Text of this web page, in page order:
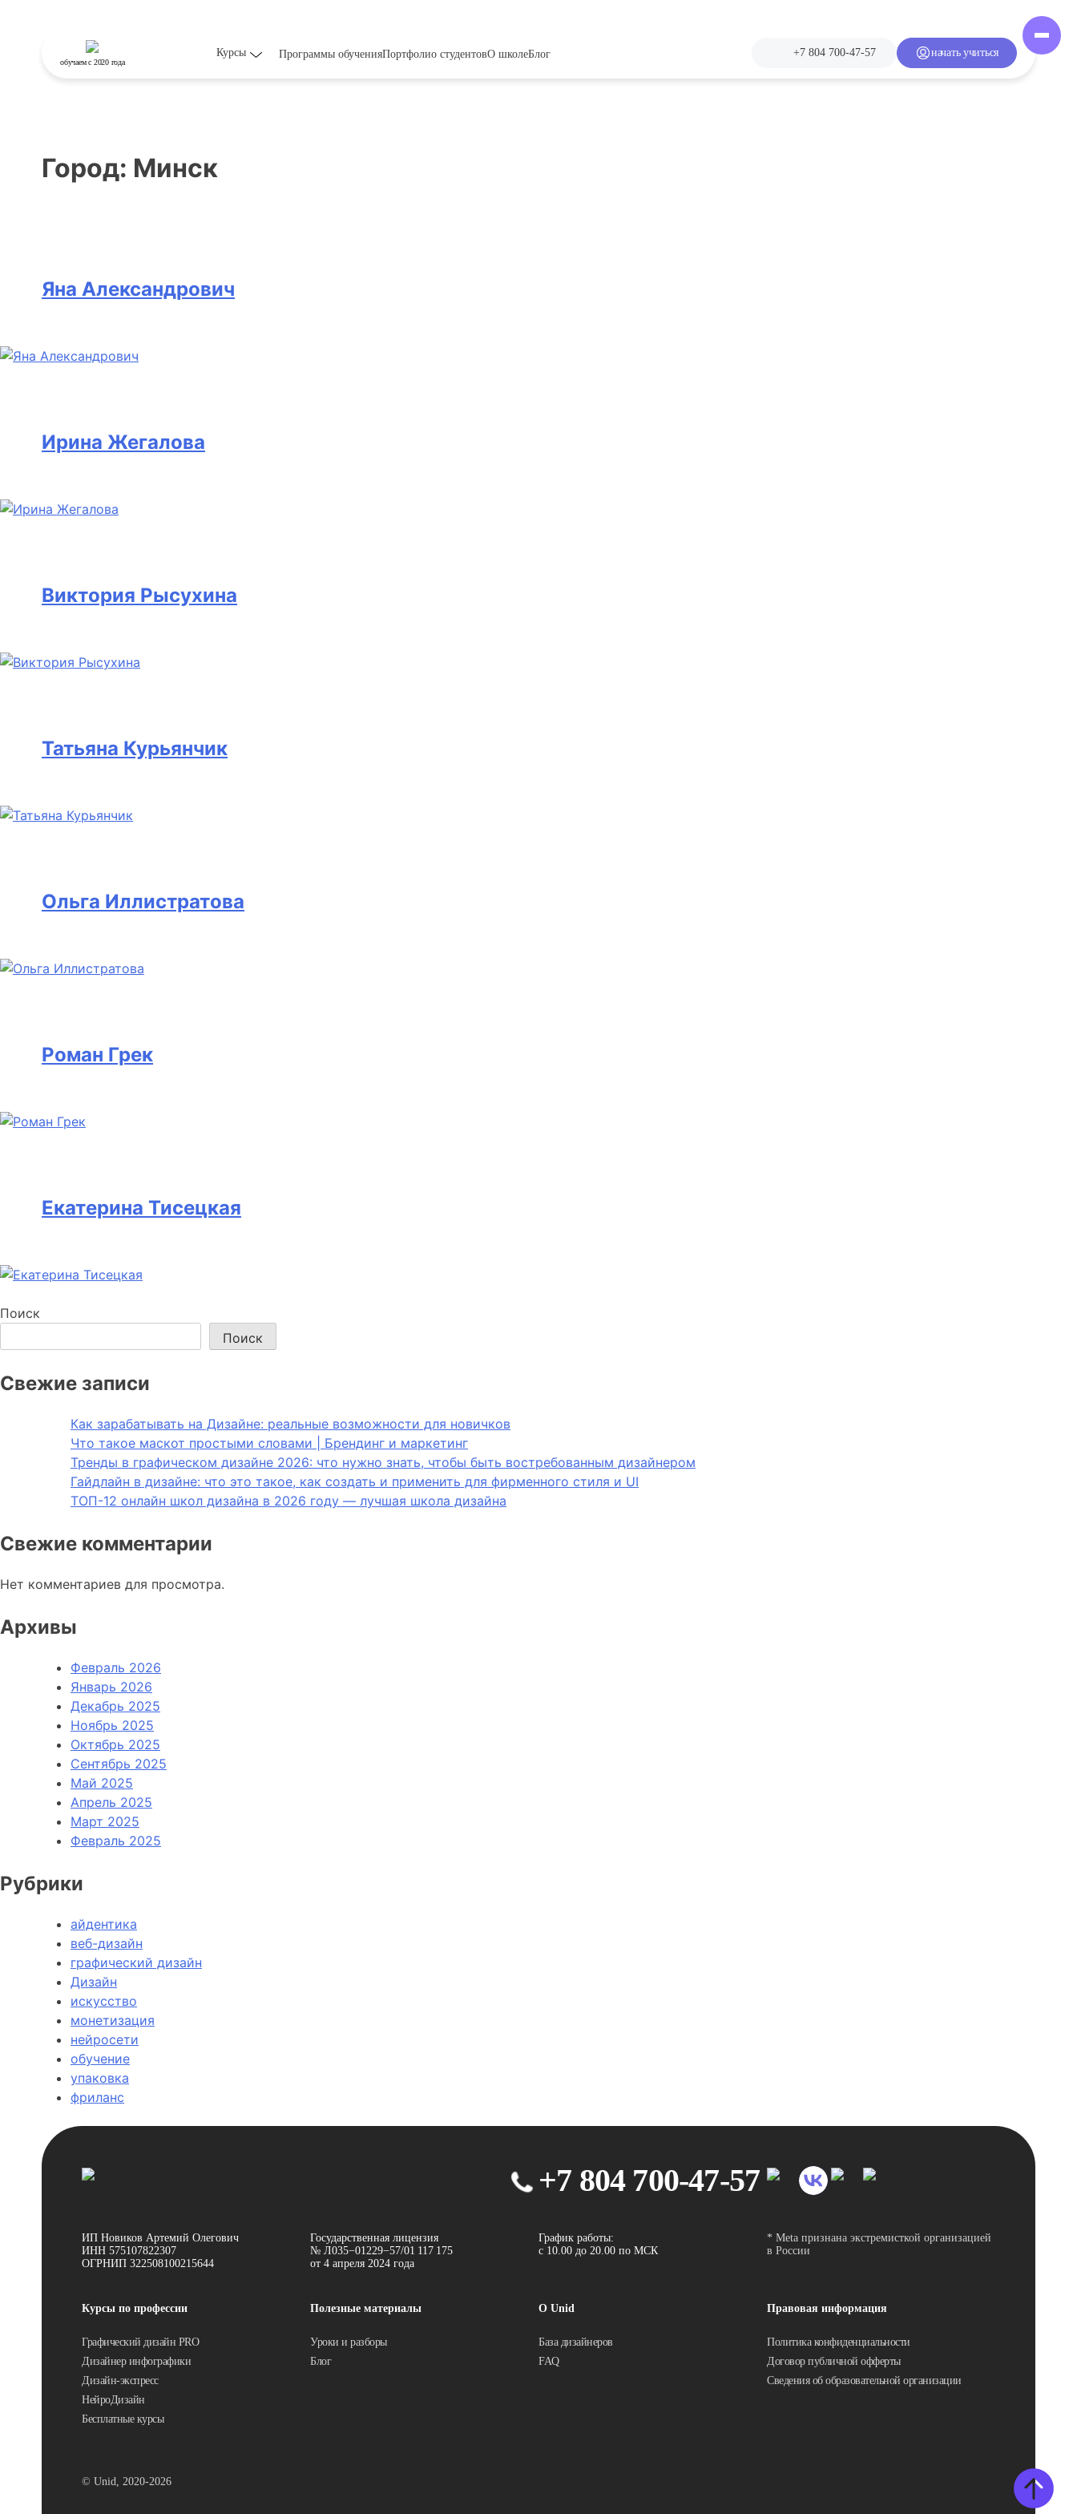
обучаемс 2020 года
Курсы Программы обученияПортфолио студентовО школеБлог +7 804 700-47-57 начать учиться
Город: Минск
Яна Александрович
Ирина Жегалова
Виктория Рысухина
Татьяна Курьянчик
Ольга Иллистратова
Роман Грек
Екатерина Тисецкая
Поиск
Поиск
Свежие записи
Как зарабатывать на Дизайне: реальные возможности для новичков
Что такое маскот простыми словами | Брендинг и маркетинг
Тренды в графическом дизайне 2026: что нужно знать, чтобы быть востребованным дизайнером
Гайдлайн в дизайне: что это такое, как создать и применить для фирменного стиля и UI
ТОП-12 онлайн школ дизайна в 2026 году — лучшая школа дизайна
Свежие комментарии
Нет комментариев для просмотра.
Архивы
Февраль 2026
Январь 2026
Декабрь 2025
Ноябрь 2025
Октябрь 2025
Сентябрь 2025
Май 2025
Апрель 2025
Март 2025
Февраль 2025
Рубрики
айдентика
веб-дизайн
графический дизайн
Дизайн
искусство
монетизация
нейросети
обучение
упаковка
фриланс
+7 804 700-47-57
ИП Новиков Артемий Олегович
ИНН 575107822307
ОГРНИП 322508100215644
Государственная лицензия
№ Л035−01229−57/01 117 175
от 4 апреля 2024 года
График работы:
с 10.00 до 20.00 по МСК
* Meta признана экстремисткой организацией
в России
Курсы по профессии
Графический дизайн PRO
Дизайнер инфографики
Дизайн-экспресс
НейроДизайн
Бесплатные курсы
Полезные материалы
Уроки и разборы
Блог
О Unid
База дизайнеров
FAQ
Правовая информация
Политика конфиденциальности
Договор публичной офферты
Сведения об образовательной организации
© Unid, 2020-2026